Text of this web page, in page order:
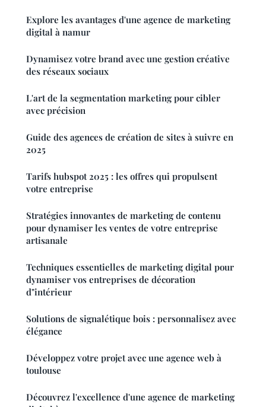
Explore les avantages d'une agence de marketing
digital à namur
Dynamisez votre brand avec une gestion créative
des réseaux sociaux
L'art de la segmentation marketing pour cibler
avec précision
Guide des agences de création de sites à suivre en
2025
Tarifs hubspot 2025 : les offres qui propulsent
votre entreprise
Stratégies innovantes de marketing de contenu
pour dynamiser les ventes de votre entreprise
artisanale
Techniques essentielles de marketing digital pour
dynamiser vos entreprises de décoration
d"intérieur
Solutions de signalétique bois : personnalisez avec
élégance
Développez votre projet avec une agence web à
toulouse
Découvrez l'excellence d'une agence de marketing